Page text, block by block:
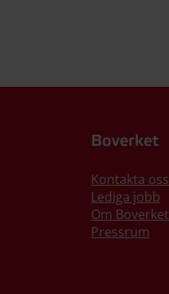
Boverket
Kontakta oss
Lediga jobb
Om Boverket
Pressrum